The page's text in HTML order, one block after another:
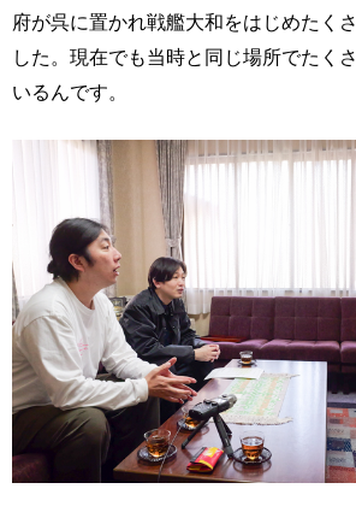
府が呉に置かれ戦艦大和をはじめたく
した。現在でも当時と同じ場所でたく
いるんです。